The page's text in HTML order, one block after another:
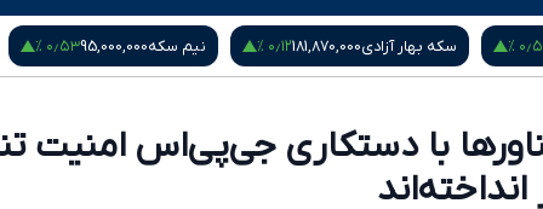
نیم سکه95,000,000۰٫۵۳ % ربع سکه53,000,000۰٫۹۵ % یورو
با دستکاری جی‌پی‌اس امنیت